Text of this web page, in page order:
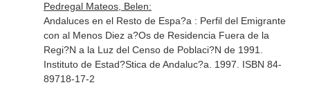
Pedregal Mateos, Belen:
Andaluces en el Resto de Espa?a : Perfil del Emigrante
con al Menos Diez a?Os de Residencia Fuera de la
Regi?N a la Luz del Censo de Poblaci?N de 1991.
Instituto de Estad?Stica de Andaluc?a. 1997. ISBN 84-
89718-17-2